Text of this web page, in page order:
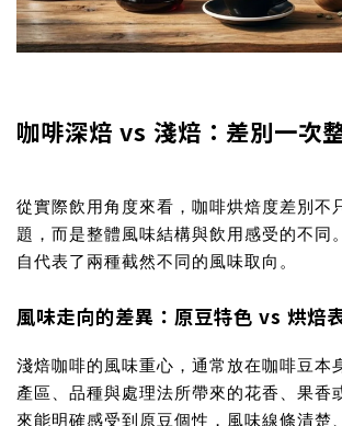
咖啡深焙 vs 淺焙：差別一次
從實際飲用角度來看， 咖啡烘焙度差別 不
題，而是整體風味結構與飲用感受的不同
自代表了兩種截然不同的風味取向。
風味走向的差異：原豆特色 vs 烘焙
淺焙咖啡的風味重心，通常放在咖啡豆本
產區、品種與處理法所帶來的花香、果香
來能明確感受到原豆個性，風味線條清楚